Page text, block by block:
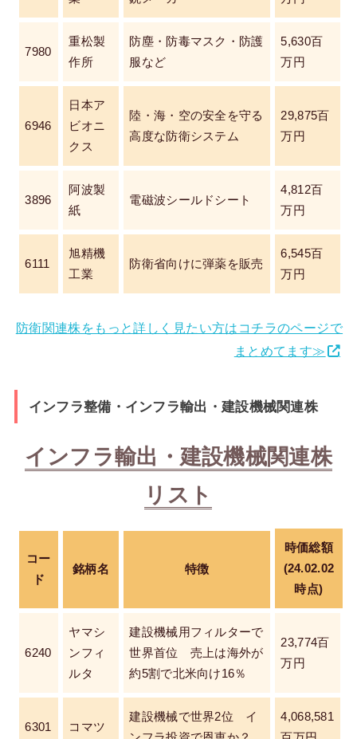
7980
重松製
作所
防塵・防毒マスク・防護
服など
5,630百
万円
6946
日本ア
ビオニ
クス
陸・海・空の安全を守る
高度な防衛システム
29,875百
万円
3896
阿波製
紙
電磁波シールドシート
4,812百
万円
6111
旭精機
工業
防衛省向けに弾薬を販売
6,545百
万円
防衛関連株をもっと詳しく見たい方はコチラのページで
まとめてます≫
インフラ整備・インフラ輸出・建設機械関連株
インフラ輸出・建設機械関連株
リスト
コー
ド
銘柄名 特徴
時価総額
(24.02.02
時点)
6240
ヤマシ
ンフィ
ルタ
建設機械用フィルターで
世界首位 売上は海外が
約5割で北米向け16％
23,774百
万円
6301 コマツ
建設機械で世界2位 イ
4,068,581